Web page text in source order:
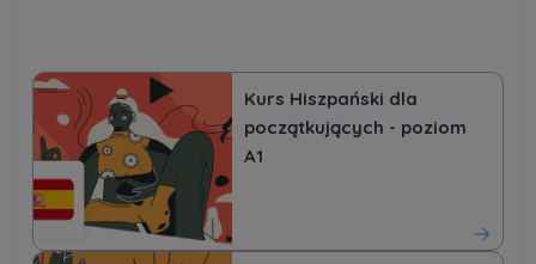
Kurs Hiszpański dla
początkujących - poziom
A1